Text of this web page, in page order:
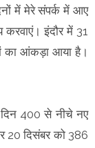
में मेरे संपर्क में आए
इंदौर में 31
का आंकड़ा आया है।
दिन 400 से नीचे नए
20 दिसंबर को 386